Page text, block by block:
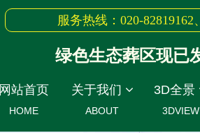
网站首页
HOME
关于我们
ABOUT
3D全景
3DVIEW
服务热线：020-82819162
绿色生态葬区现已